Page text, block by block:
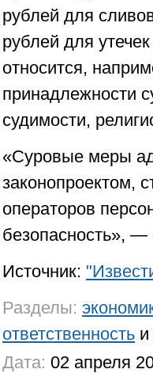
рублей для
рублей для
относится,
принадлежности
судимости,
«Суровые меры
законопроектом,
операторов
безопасность», —
Источник:
Разделы:
ответственность и
Дата: 02 апреля